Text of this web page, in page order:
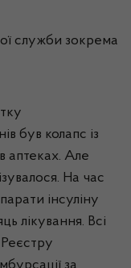
служби зокрема
був колапс із
аптеках. Але
На час
інсуліну
лікування. Всі